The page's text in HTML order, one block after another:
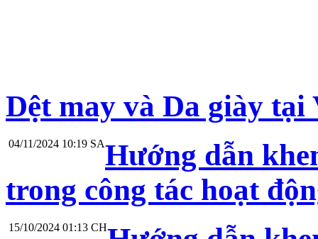
Dệt may và Da giày tại
04/11/2024 10:19 SAHướng dẫn
trong công tác hoạt
15/10/2024 01:13 CH